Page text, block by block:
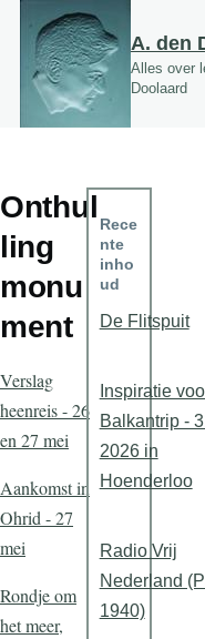
Overslaan en naar de
A. den
Alles over
Doolaard
Onthul
ling
monu
ment
Verslag
heenreis - 26
en 27 mei
Aankomst in
Ohrid - 27
mei
Rondje om
het meer,
Rece
nte
inho
ud
De Flitspuit
Inspiratie
Balkantrip -
2026 in
Hoenderloo
Radio Vrij
Nederland
1940)